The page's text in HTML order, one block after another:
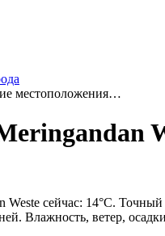
местоположения…
Westе сейчас: 14°C. Точный
Влажность, ветер,